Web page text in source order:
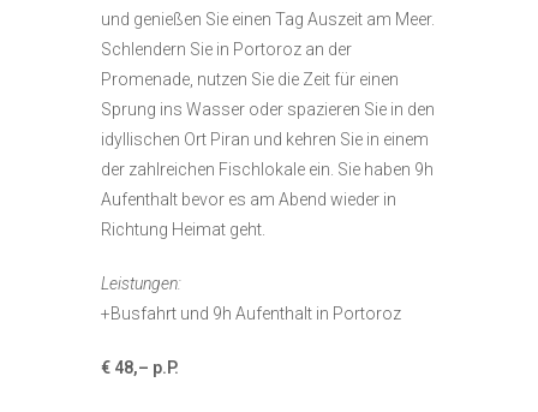
und genießen Sie einen Tag Auszeit am Meer.
Schlendern Sie in Portoroz an der
Promenade, nutzen Sie die Zeit für einen
Sprung ins Wasser oder spazieren Sie in den
idyllischen Ort Piran und kehren Sie in einem
der zahlreichen Fischlokale ein. Sie haben 9h
Aufenthalt bevor es am Abend wieder in
Richtung Heimat geht.
Leistungen:
+Busfahrt und 9h Aufenthalt in Portoroz
€ 48,– p.P.